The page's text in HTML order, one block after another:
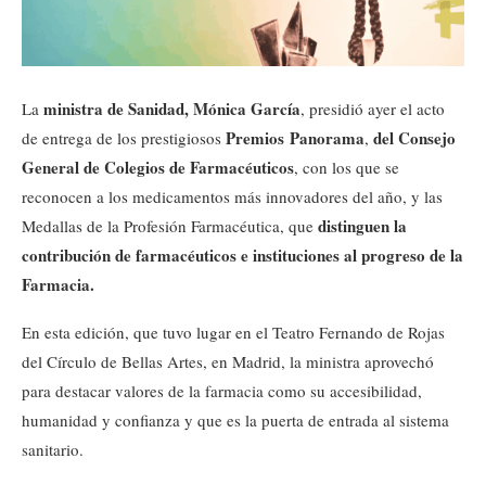
La ministra de Sanidad, Mónica García, presidió ayer el acto
de entrega de los prestigiosos Premios Panorama, del Consejo
General de Colegios de Farmacéuticos, con los que se
reconocen a los medicamentos más innovadores del año, y las
Medallas de la Profesión Farmacéutica, que distinguen la
contribución de farmacéuticos e instituciones al progreso de la
Farmacia.
En esta edición, que tuvo lugar en el Teatro Fernando de Rojas
del Círculo de Bellas Artes, en Madrid, la ministra aprovechó
para destacar valores de la farmacia como su accesibilidad,
humanidad y confianza y que es la puerta de entrada al sistema
sanitario.